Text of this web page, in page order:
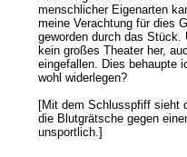
menschlicher Eigenarten
meine Verachtung für dies
geworden durch das
kein großes Theater her,
eingefallen. Dies behaupte
wohl widerlegen?
[Mit dem Schlusspfiff sieht
die Blutgrätsche gegen
unsportlich.]